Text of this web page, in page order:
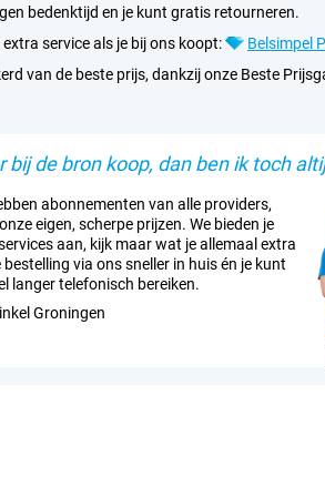
voorop
25 zijn je gegevens in veilige handen.
een geavanceerde technologie die je
Voor extra gemak ondersteunt de
zodat je snel en veilig toegang hebt tot je
koppel je je ThinkPhone 25, tablet en
en afbeeldingen tussen de apparaten of
voor een professionele uitstraling
te belasten.
ThinkPhone 25 op Android 14. Dit zorgt niet
interface, maar ook voor toegang tot de
Smart Connect wordt regelmatig verbeterd en
bedenktijd en je kunt gratis retourneren.
service als je bij ons koopt:
Belsimpel
van de beste prijs, dankzij onze Beste
bij de bron koop, dan ben ik toch
abonnementen van alle providers,
eigen, scherpe prijzen. We bieden je
aan, kijk maar wat je allemaal extra
via ons sneller in huis én je kunt
langer telefonisch bereiken.
Groningen